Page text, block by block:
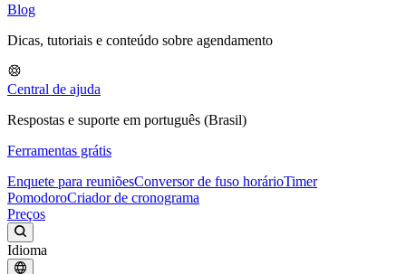
Blog
Dicas, tutoriais e conteúdo sobre agendamento
Central de ajuda
Respostas e suporte em português (Brasil)
Ferramentas grátis
Enquete para reuniõesConversor de fuso horárioTimer
PomodoroCriador de cronograma
Preços
Idioma